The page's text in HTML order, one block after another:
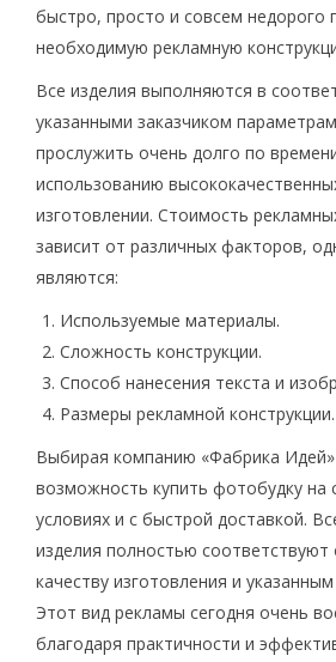
быстро, просто и совсем недорого
необходимую рекламную
Все изделия выполняются в
указанными заказчиком
прослужить очень долго по
использованию
изготовлении. Стоимость
зависит от различных факторов,
являются:
Используемые материалы.
Сложность конструкции.
Способ нанесения текста и
Размеры рекламной конструкции.
Выбирая компанию «Фабрика
возможность купить фотобудку на
условиях и с быстрой доставкой.
изделия полностью соответствуют
качеству изготовления и
Этот вид рекламы сегодня очень
благодаря практичности и